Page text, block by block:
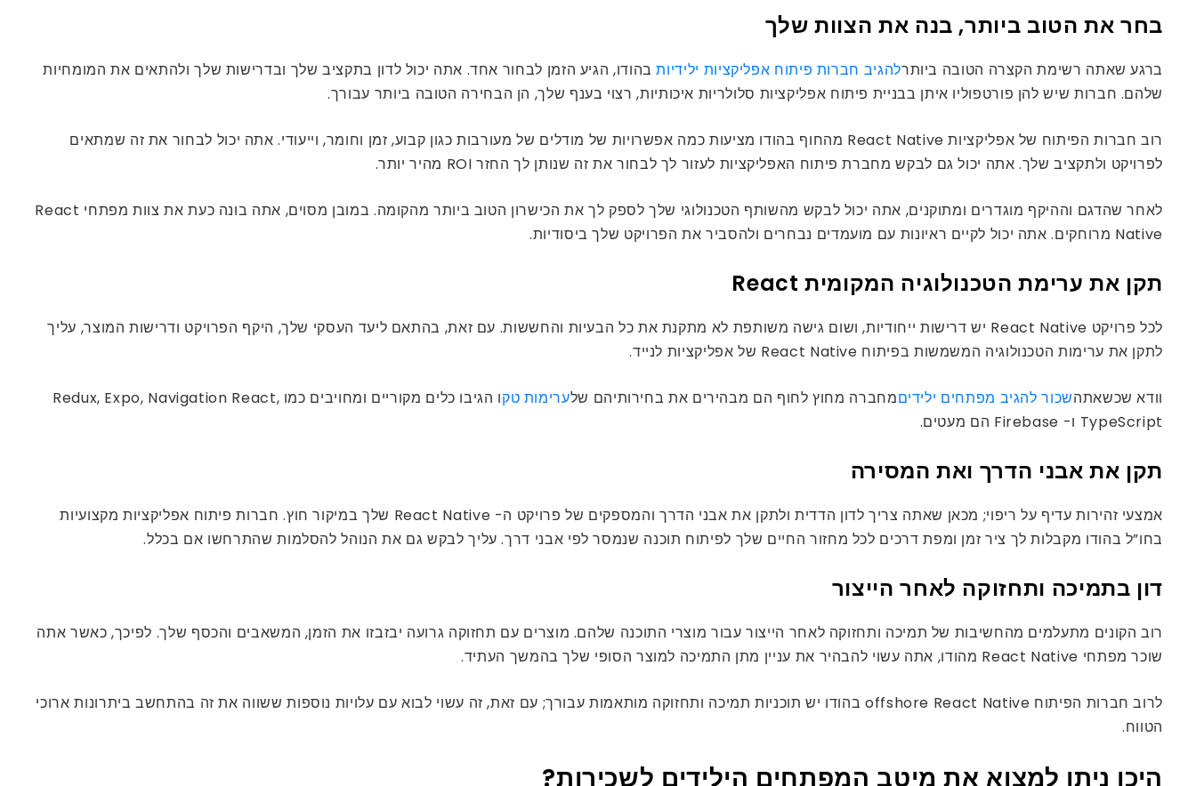
בחר את הטוב ביותר, בנה את הצוות שלך
ברגע שאתה רשימת הקצרה הטובה ביותרלהגיב חברות פיתוח אפליקציות ילידיותבהודו, הגיע הזמן לבחור אחד. אתה יכול לדון בתקציב שלך ובדרישות שלך ולהתאים את המומחיות
שלהם. חברות שיש להן פורטפוליו איתן בבניית פיתוח אפליקציות סלולריות איכותיות, רצוי בענף שלך, הן הבחירה הטובה ביותר עבורך.
רוב חברות הפיתוח של אפליקציות React Native מהחוף בהודו מציעות כמה אפשרויות של מודלים של מעורבות כגון קבוע, זמן וחומר, וייעודי. אתה יכול לבחור את זה שמתאים
לפרויקט ולתקציב שלך. אתה יכול גם לבקש מחברת פיתוח האפליקציות לעזור לך לבחור את זה שנותן לך החזר ROI מהיר יותר.
לאחר שהדגם וההיקף מוגדרים ומתוקנים, אתה יכול לבקש מהשותף הטכנולוגי שלך לספק לך את הכישרון הטוב ביותר מהקומה. במובן מסוים, אתה בונה כעת את צוות מפתחי React
Native מרוחקים. אתה יכול לקיים ראיונות עם מועמדים נבחרים ולהסביר את הפרויקט שלך ביסודיות.
תקן את ערימת הטכנולוגיה המקומית React
לכל פרויקט React Native יש דרישות ייחודיות, ושום גישה משותפת לא מתקנת את כל הבעיות והחששות. עם זאת, בהתאם ליעד העסקי שלך, היקף הפרויקט ודרישות המוצר, עליך
לתקן את ערימות הטכנולוגיה המשמשות בפיתוח React Native של אפליקציות לנייד.
וודא שכשאתהשכור להגיב מפתחים ילידיםמחברה מחוץ לחוף הם מבהירים את בחירותיהם שלערימות טק
ו הגיבו כלים מקוריים ומחויבים כמו Redux, Expo, Navigation React,
TypeScript ו- Firebase הם מעטים.
תקן את אבני הדרך ואת המסירה
אמצעי זהירות עדיף על ריפוי; מכאן שאתה צריך לדון הדדית ולתקן את אבני הדרך והמספקים של פרויקט ה- React Native שלך ​​במיקור חוץ. חברות פיתוח אפליקציות מקצועיות
בחו”ל בהודו מקבלות לך ציר זמן ומפת דרכים לכל מחזור החיים שלך לפיתוח תוכנה שנמסר לפי אבני דרך. עליך לבקש גם את הנוהל להסלמות שהתרחשו אם בכלל.
דון בתמיכה ותחזוקה לאחר הייצור
רוב הקונים מתעלמים מהחשיבות של תמיכה ותחזוקה לאחר הייצור עבור מוצרי התוכנה שלהם. מוצרים עם תחזוקה גרועה יבזבזו את הזמן, המשאבים והכסף שלך. לפיכך, כאשר אתה
שוכר מפתחי React Native מהודו, אתה עשוי להבהיר את עניין מתן התמיכה למוצר הסופי שלך בהמשך העתיד.
לרוב חברות הפיתוח offshore React Native בהודו יש תוכניות תמיכה ותחזוקה מותאמות עבורך; עם זאת, זה עשוי לבוא עם עלויות נוספות ששווה את זה בהתחשב ביתרונות ארוכי
הטווח.
היכן ניתן למצוא את מיטב המפתחים הילידים לשכירות?